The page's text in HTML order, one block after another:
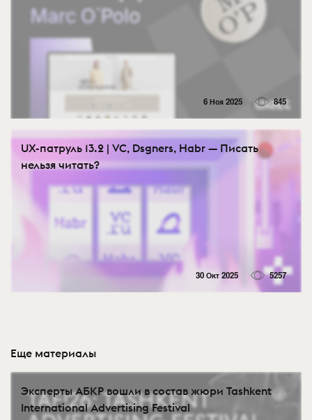
6 Ноя 2025 845
UX-патруль 13.2 | VC, Dsgners, Habr — Писать
нельзя читать?
30 Окт 2025 5257
Еще материалы
Эксперты АБКР вошли в состав жюри Tashkent
International Advertising Festival